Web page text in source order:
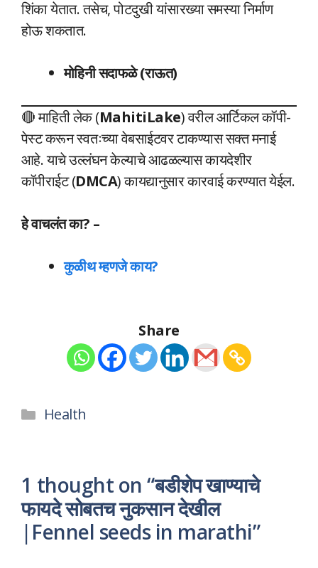
शिंका येतात. तसेच, पोटदुखी यांसारख्या समस्या निर्माण
होऊ शकतात.
मोहिनी सदाफळे (राऊत)
🔴 माहिती लेक (MahitiLake) वरील आर्टिकल कॉपी-
पेस्ट करून स्वतःच्या वेबसाईटवर टाकण्यास सक्त मनाई
आहे. याचे उल्लंघन केल्याचे आढळल्यास कायदेशीर
कॉपीराईट (DMCA) कायद्यानुसार कारवाई करण्यात येईल.
हे वाचलंत का? –
कुळीथ म्हणजे काय?
Share
Categories
Health
1 thought on “बडीशेप खाण्याचे
फायदे सोबतच नुकसान देखील
|Fennel seeds in marathi”